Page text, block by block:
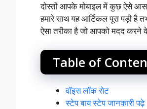
दोस्तों आपके मोबाइल में कुछ ऐसे
हमारे साथ यह आर्टिकल पूरा पड़ी
ऐसा तरीका है जो आपको मदद करने
Table of
वॉइस लॉक सेट
स्टेप बाय स्टेप जानकारी पढ़े